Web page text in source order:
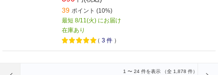
39 ポイント (10%)
最短 8/11(火) にお届け
在庫あり
（ 3 件 ）
1 〜 24 件を表示 （全 1,878 件）